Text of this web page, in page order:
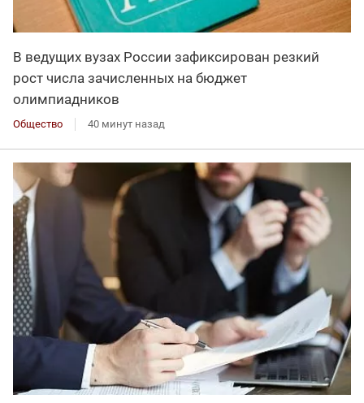
В ведущих вузах России зафиксирован резкий
рост числа зачисленных на бюджет
олимпиадников
Общество 40 минут назад